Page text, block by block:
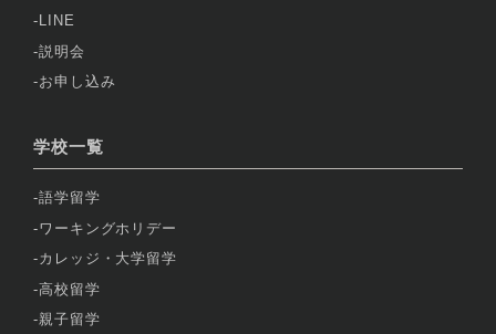
LINE
説明会
お申し込み
学校一覧
語学留学
ワーキングホリデー
カレッジ・大学留学
高校留学
親子留学